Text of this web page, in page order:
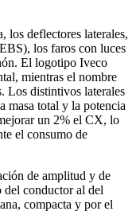
los deflectores laterales,
los faros con luces
El logotipo Iveco
mientras el nombre
Los distintivos laterales
masa total y la potencia
un 2% el CX, lo
el consumo de
de amplitud y de
del conductor al del
compacta y por el